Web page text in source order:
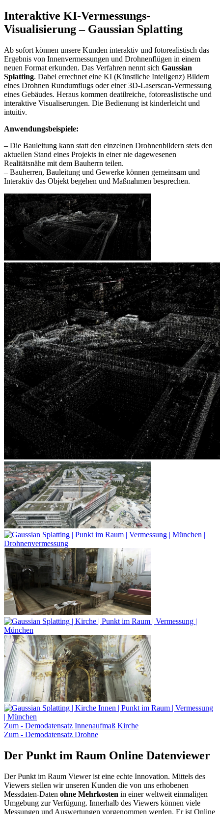
Interaktive KI-Vermessungs-
Visualisierung – Gaussian Splatting
Ab sofort können unsere Kunden interaktiv und fotorealistisch das
Ergebnis von Innenvermessungen und Drohnenflügen in einem
neuen Format erkunden. Das Verfahren nennt sich Gaussian
Splatting. Dabei errechnet eine KI (Künstliche Inteligenz) Bildern
eines Drohnen Rundumflugs oder einer 3D-Laserscan-Vermessung
eines Gebäudes. Heraus kommen deatilreiche, fotoreaslistische und
interaktive Visualiserungen. Die Bedienung ist kinderleicht und
intuitiv.
Anwendungsbeispiele:
– Die Bauleitung kann statt den einzelnen Drohnenbildern stets den
aktuellen Stand eines Projekts in einer nie dagewesenen
Realitätsnähe mit dem Bauherrn teilen.
– Bauherren, Bauleitung und Gewerke können gemeinsam und
Interaktiv das Objekt begehen und Maßnahmen besprechen.
Zum - Demodatensatz Innenaufmaß Kirche
Zum - Demodatensatz Drohne
Der Punkt im Raum Online Datenviewer
Der Punkt im Raum Viewer ist eine echte Innovation. Mittels des
Viewers stellen wir unseren Kunden die von uns erhobenen
Messdaten-Daten ohne Mehrkosten in einer weltweit einmaligen
Umgebung zur Verfügung. Innerhalb des Viewers können viele
Messungen und Auswertungen vorgenommen werden. Er ist Online